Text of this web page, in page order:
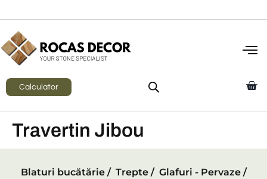
Calculator
Travertin Jibou
Blaturi bucătărie / Trepte / Glafuri - Pervaze /